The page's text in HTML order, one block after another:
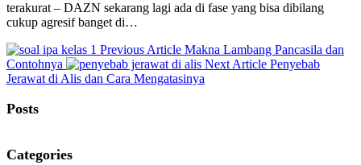
terakurat – DAZN sekarang lagi ada di fase yang bisa dibilang
cukup agresif banget di…
Previous Article Previous
Post:
Makna Lambang Pancasila dan
Contohnya
Next Article Next
Penyebab
Jerawat di Alis dan Cara Mengatasinya
Posts
Categories